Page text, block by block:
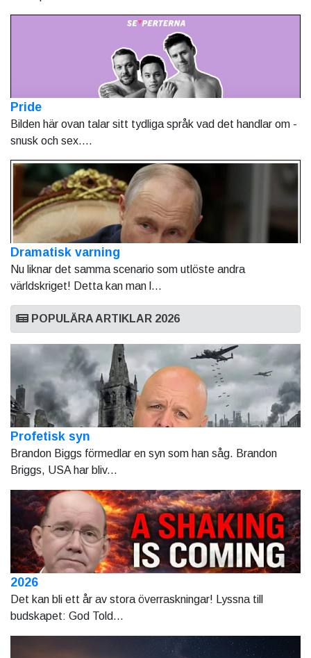
Pride
Bilden här ovan talar sitt tydliga språk vad det handlar om -
snusk och sex....
Dramatisk varning
Nu liknar det samma scenario som utlöste andra
världskriget! Detta kan man l...
POPULÄRA ARTIKLAR 2026
Profetisk syn
Brandon Biggs förmedlar en syn som han såg. Brandon
Briggs, USA har bliv...
2026
Det kan bli ett år av stora överraskningar! Lyssna till
budskapet: God Told...